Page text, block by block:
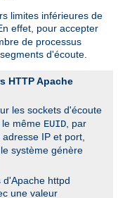
limites inférieures de
effet, pour accepter
de processus
d'écoute.
HTTP Apache
les sockets d'écoute
même EUID, par
IP et port,
système génère
d'Apache httpd
une valeur